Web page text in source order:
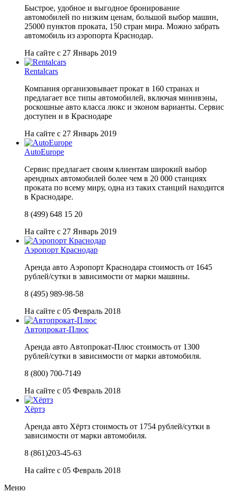
Быстрое, удобное и выгодное бронирование
автомобилей по низким ценам, большой выбор машин,
25000 пунктов проката, 150 стран мира. Можно забрать
автомобиль из аэропорта Краснодар.
На сайте с 27 Январь 2019
Rentalcars
Компания организовывает прокат в 160 странах и
предлагает все типы автомобилей, включая минивэны,
роскошные авто класса люкс и эконом варианты. Сервис
доступен и в Краснодаре
На сайте с 27 Январь 2019
AutoEurope
Сервис предлагает своим клиентам широкий выбор
арендных автомобилей более чем в 20 000 станциях
проката по всему миру, одна из таких станций находится
в Краснодаре.
8 (499) 648 15 20
На сайте с 27 Январь 2019
Аэропорт Краснодар
Аренда авто Аэропорт Краснодара стоимость от 1645
рублей/сутки в зависимости от марки машины.
8 (495) 989-98-58
На сайте с 05 Февраль 2018
Автопрокат-Плюс
Аренда авто Автопрокат-Плюс стоимость от 1300
рублей/сутки в зависимости от марки автомобиля.
8 (800) 700-7149
На сайте с 05 Февраль 2018
Хёртз
Аренда авто Хёртз стоимость от 1754 рублей/сутки в
зависимости от марки автомобиля.
8 (861)203-45-63
На сайте с 05 Февраль 2018
Меню